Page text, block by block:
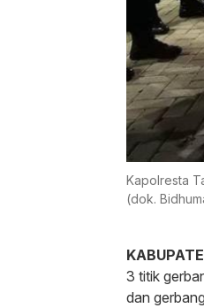
Kapolresta
(dok.
3 titik
dan